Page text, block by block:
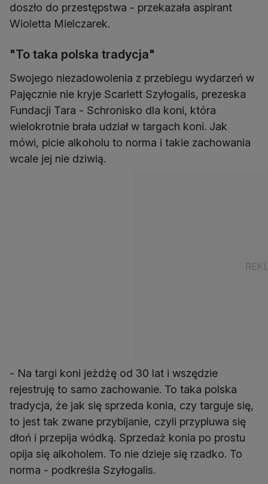
doszło do przestępstwa - przekazała aspirant
Wioletta Mielczarek.
"To taka polska tradycja"
Swojego niezadowolenia z przebiegu wydarzeń w
Pajęcznie nie kryje Scarlett Szyłogalis, prezeska
Fundacji Tara - Schronisko dla koni, która
wielokrotnie brała udział w targach koni. Jak
mówi, picie alkoholu to norma i takie zachowania
wcale jej nie dziwią.
- Na targi koni jeżdżę od 30 lat i wszędzie
rejestruję to samo zachowanie. To taka polska
tradycja, że jak się sprzeda konia, czy targuje się,
to jest tak zwane przybijanie, czyli przypluwa się
dłoń i przepija wódką. Sprzedaż konia po prostu
opija się alkoholem. To nie dzieje się rzadko. To
norma - podkreśla Szyłogalis.